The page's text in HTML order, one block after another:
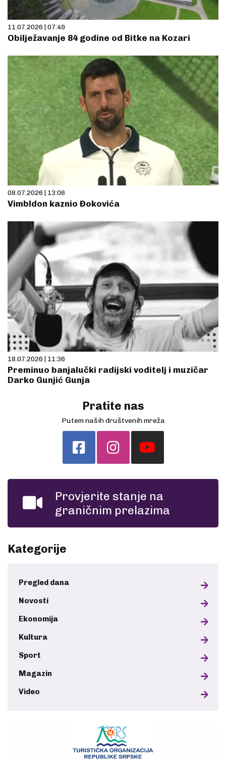
11.07.2026 | 07:49
Obilježavanje 84 godine od Bitke na Kozari
08.07.2026 | 13:06
Vimbldon kaznio Đokovića
18.07.2026 | 11:36
Preminuo banjalučki radijski voditelj i muzičar
Darko Gunjić Gunja
Pratite nas
Putem naših društvenih mreža
Provjerite stanje na
graničnim prelazima
Kategorije
Pregled dana
Novosti
Ekonomija
Kultura
Sport
Magazin
Video